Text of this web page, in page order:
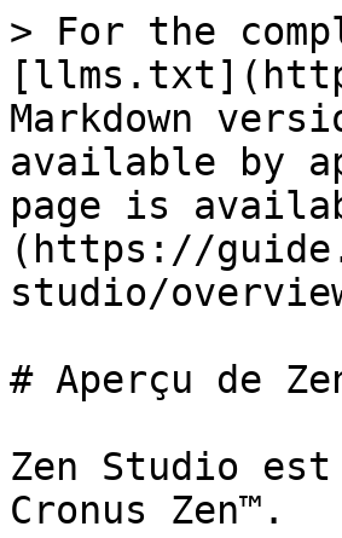
> For the
Markdown
available by
page is
(https://
studio/
# Aperçu de
Zen Studio
Cronus Zen™.